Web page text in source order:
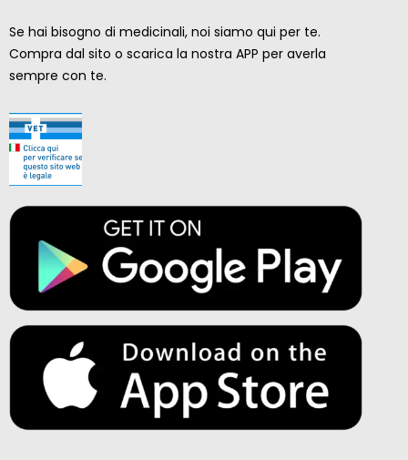
Se hai bisogno di medicinali, noi siamo qui per te.
Compra dal sito o scarica la nostra APP per averla
sempre con te.